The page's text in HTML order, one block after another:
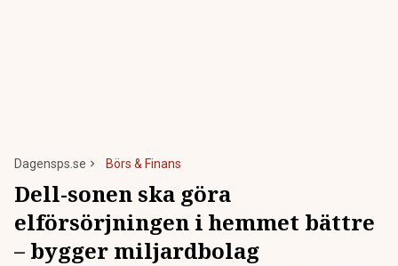
Dagensps.se Börs & Finans
Dell-sonen ska göra
elförsörjningen i hemmet bättre
– bygger miljardbolag